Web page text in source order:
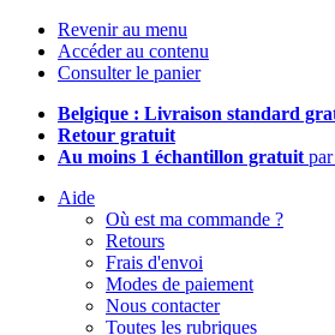
Revenir au menu
Accéder au contenu
Consulter le panier
Belgique : Livraison standard
Retour gratuit
Au moins 1 échantillon gratuit
Aide
Où est ma commande ?
Retours
Frais d'envoi
Modes de paiement
Nous contacter
Toutes les rubriques